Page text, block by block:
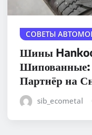
СОВЕТЫ
Шины
Партнёр на
sib_ecometal